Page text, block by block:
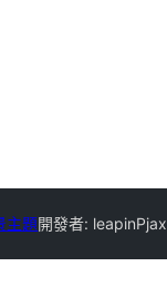
主題開發者: leapin